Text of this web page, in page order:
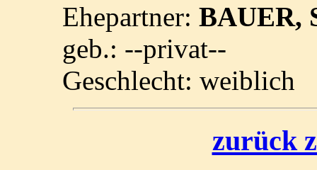
Ehepartner: BAUER,
geb.: --privat--
Geschlecht: weiblich
zurück